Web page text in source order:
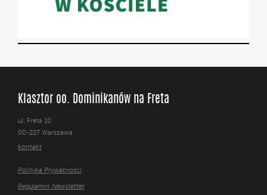
Klasztor oo. Dominikanów na Freta
ul. Freta 10
00-227 Warszawa
kontakt
Polityka Prywatności
Regulamin Newsletter